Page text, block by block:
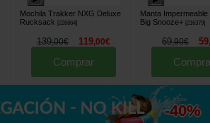
Mochila Trakker NXG Deluxe
Rucksack
[226864]
139,00€ 119,00€
Comprar
Manta
Big Snooze+ [216379]
69,90€ 59
hasta
-40%